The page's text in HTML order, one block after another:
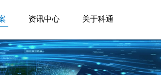
资讯中心 关于科通